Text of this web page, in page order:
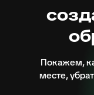
Покажем,
месте,